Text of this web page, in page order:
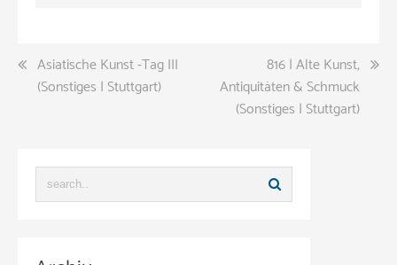
Beitragsnavigation
Asiatische Kunst -Tag III
(Sonstiges | Stuttgart)
816 | Alte Kunst,
Antiquitäten & Schmuck
(Sonstiges | Stuttgart)